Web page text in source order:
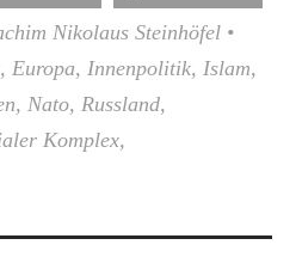
Nikolaus Steinhöfel •
, Europa, Innenpolitik, Islam,
, Nato, Russland,
Komplex,